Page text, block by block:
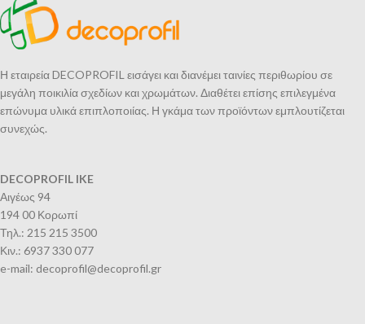
Η εταιρεία DECOPROFIL εισάγει και διανέμει ταινίες περιθωρίου σε
μεγάλη ποικιλία σχεδίων και χρωμάτων. Διαθέτει επίσης επιλεγμένα
επώνυμα υλικά επιπλοποιίας. Η γκάμα των προϊόντων εμπλουτίζεται
συνεχώς.
DECOPROFIL IKE
Αιγέως 94
194 00 Κορωπί
Τηλ.: 215 215 3500
Κιν.: 6937 330 077
e-mail: decoprofil@decoprofil.gr